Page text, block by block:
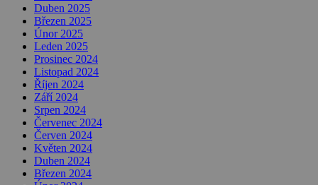
Duben 2025
Březen 2025
Únor 2025
Leden 2025
Prosinec 2024
Listopad 2024
Říjen 2024
Září 2024
Srpen 2024
Červenec 2024
Červen 2024
Květen 2024
Duben 2024
Březen 2024